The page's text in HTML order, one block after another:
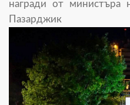
награди от
Пазарджик